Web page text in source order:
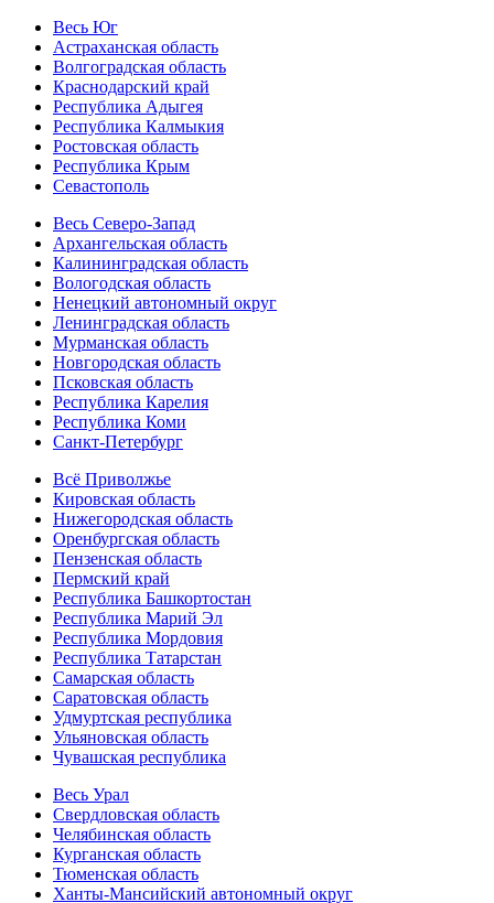
Весь Юг
Астраханская область
Волгоградская область
Краснодарский край
Республика Адыгея
Республика Калмыкия
Ростовская область
Республика Крым
Севастополь
Весь Северо-Запад
Архангельская область
Калининградская область
Вологодская область
Ненецкий автономный округ
Ленинградская область
Мурманская область
Новгородская область
Псковская область
Республика Карелия
Республика Коми
Санкт-Петербург
Всё Приволжье
Кировская область
Нижегородская область
Оренбургская область
Пензенская область
Пермский край
Республика Башкортостан
Республика Марий Эл
Республика Мордовия
Республика Татарстан
Самарская область
Саратовская область
Удмуртская республика
Ульяновская область
Чувашская республика
Весь Урал
Свердловская область
Челябинская область
Курганская область
Тюменская область
Ханты-Мансийский автономный округ